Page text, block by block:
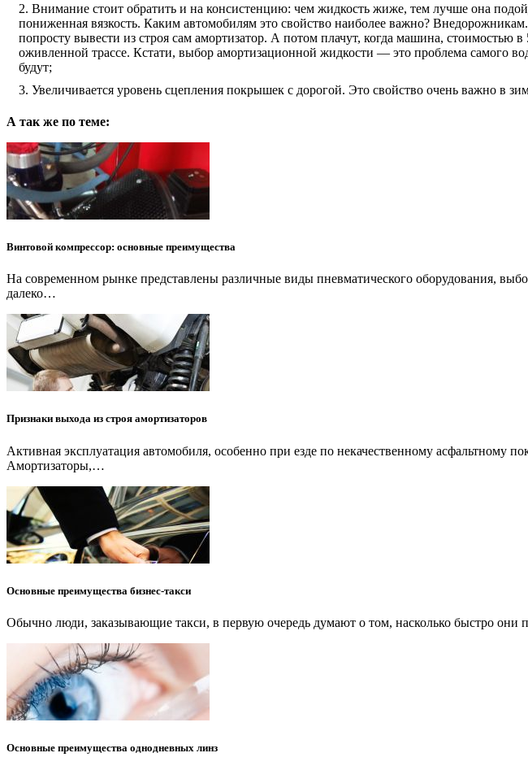
Внимание стоит обратить и на консистенцию: чем жидкость жиже, тем лучше она
пониженная вязкость. Каким автомобилям это свойство наиболее важно?
попросту вывести из строя сам амортизатор. А потом плачут, когда машина, стоимостью
оживленной трассе. Кстати, выбор амортизационной жидкости — это проблема самого
будут;
Увеличивается уровень сцепления покрышек с дорогой. Это свойство очень важно в
А так же по теме:
Винтовой компрессор: основные преимущества
На современном рынке представлены различные виды пневматического оборудования,
далеко…
Признаки выхода из строя амортизаторов
Активная эксплуатация автомобиля, особенно при езде по некачественному
Амортизаторы,…
Основные преимущества бизнес-такси
Обычно люди, заказывающие такси, в первую очередь думают о том, насколько быстро они
Основные преимущества однодневных линз